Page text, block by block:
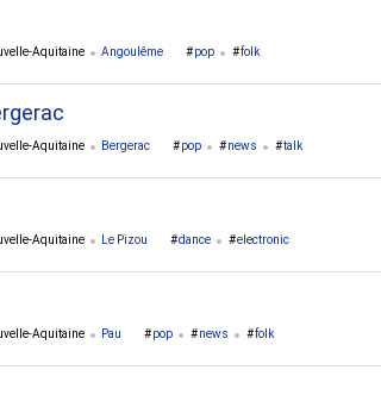
Aquitaine Angoulême pop folk
Aquitaine Bergerac pop news talk
Aquitaine Le Pizou dance electronic
Aquitaine Pau pop news folk